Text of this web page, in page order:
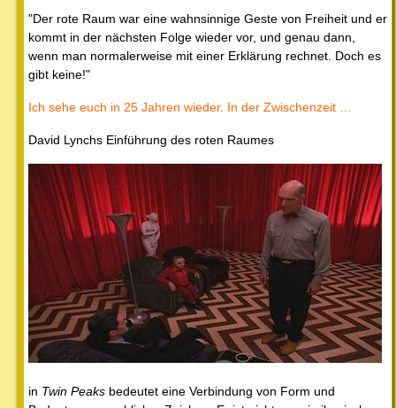
"Der rote Raum war eine wahnsinnige Geste von Freiheit und er
kommt in der nächsten Folge wieder vor, und genau dann,
wenn man normalerweise mit einer Erklärung rechnet. Doch es
gibt keine!"
Ich sehe euch in 25 Jahren wieder. In der Zwischenzeit …
David Lynchs Einführung des roten Raumes
in Twin Peaks bedeutet eine Verbindung von Form und